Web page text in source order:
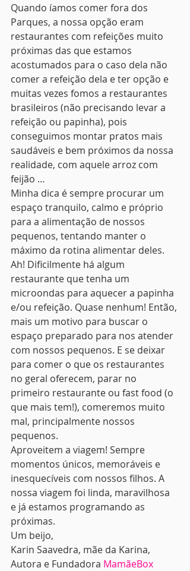
Quando íamos comer fora dos
Parques, a nossa opção eram
restaurantes com refeições muito
próximas das que estamos
acostumados para o caso dela não
comer a refeição dela e ter opção e
muitas vezes fomos a restaurantes
brasileiros (não precisando levar a
refeição ou papinha), pois
conseguimos montar pratos mais
saudáveis e bem próximos da nossa
realidade, com aquele arroz com
feijão …
Minha dica é sempre procurar um
espaço tranquilo, calmo e próprio
para a alimentação de nossos
pequenos, tentando manter o
máximo da rotina alimentar deles.
Ah! Dificilmente há algum
restaurante que tenha um
microondas para aquecer a papinha
e/ou refeição. Quase nenhum! Então,
mais um motivo para buscar o
espaço preparado para nos atender
com nossos pequenos. E se deixar
para comer o que os restaurantes
no geral oferecem, parar no
primeiro restaurante ou fast food (o
que mais tem!), comeremos muito
mal, principalmente nossos
pequenos.
Aproveitem a viagem! Sempre
momentos únicos, memoráveis e
inesquecíveis com nossos filhos. A
nossa viagem foi linda, maravilhosa
e já estamos programando as
próximas.
Um beijo,
Karin Saavedra, mãe da Karina,
Autora e Fundadora MamãeBox